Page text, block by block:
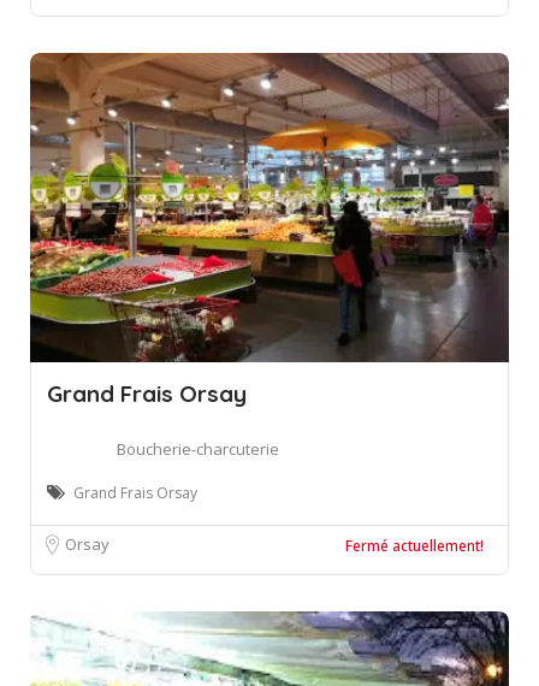
Grand Frais Orsay
Boucherie-charcuterie
Grand Frais Orsay
Orsay Fermé actuellement!